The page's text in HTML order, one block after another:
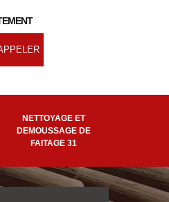
NETTOYAGE ET
DEMOUSSAGE DE
FAITAGE 31